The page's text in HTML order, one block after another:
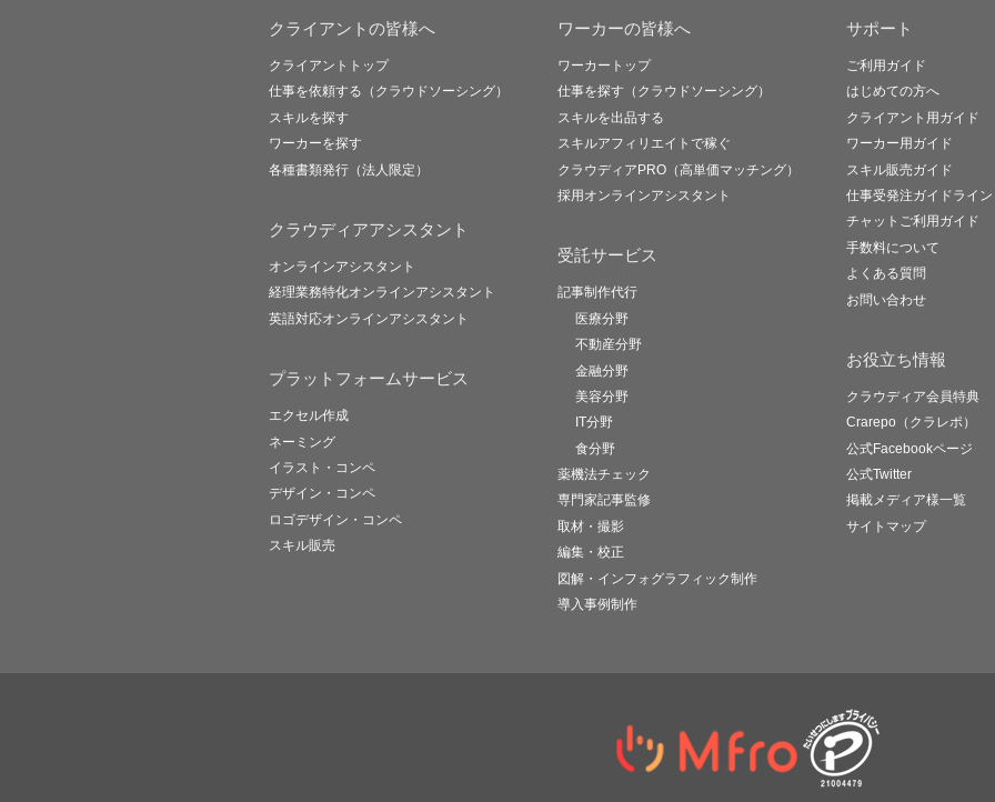
クライアントの皆様へ
クライアントトップ
仕事を依頼する（クラウドソーシング）
スキルを探す
ワーカーを探す
各種書類発行（法人限定）
クラウディアアシスタント
オンラインアシスタント
経理業務特化オンラインアシスタント
英語対応オンラインアシスタント
プラットフォームサービス
エクセル作成
ネーミング
イラスト・コンペ
デザイン・コンペ
ロゴデザイン・コンペ
スキル販売
ワーカーの皆様へ
ワーカートップ
仕事を探す（クラウドソーシング）
スキルを出品する
スキルアフィリエイトで稼ぐ
クラウディアPRO（高単価マッチング）
採用オンラインアシスタント
受託サービス
記事制作代行
医療分野
不動産分野
金融分野
美容分野
IT分野
食分野
薬機法チェック
専門家記事監修
取材・撮影
編集・校正
図解・インフォグラフィック制作
導入事例制作
サポート
ご利用ガイド
はじめての方へ
クライアント用ガイド
ワーカー用ガイド
スキル販売ガイド
仕事受発注ガイドライン
チャットご利用ガイド
手数料について
よくある質問
お問い合わせ
お役立ち情報
クラウディア会員特典
Crarepo（クラレポ）
公式Facebookページ
公式Twitter
掲載メディア様一覧
サイトマップ